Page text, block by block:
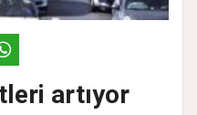
artıyor